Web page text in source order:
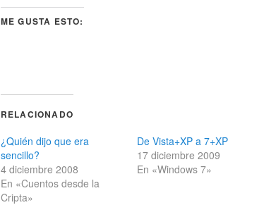
ME GUSTA ESTO:
RELACIONADO
¿Quién dijo que era
sencillo?
4 diciembre 2008
En «Cuentos desde la
Cripta»
De Vista+XP a 7+XP
17 diciembre 2009
En «Windows 7»